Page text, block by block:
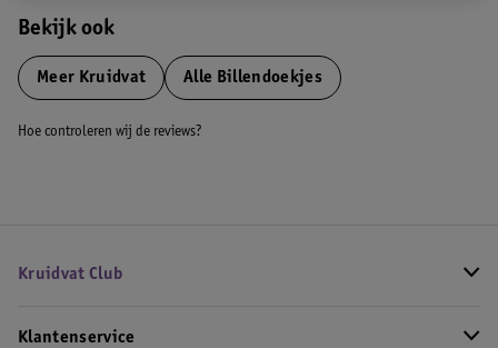
Bekijk ook
Meer Kruidvat Alle Billendoekjes
Hoe controleren wij de reviews?
Kruidvat Club
Klantenservice